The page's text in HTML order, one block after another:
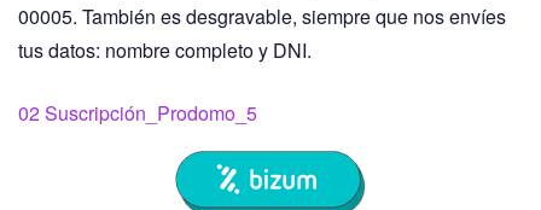
00005. También es desgravable, siempre que nos envíes
tus datos: nombre completo y DNI.
02 Suscripción_Prodomo_5